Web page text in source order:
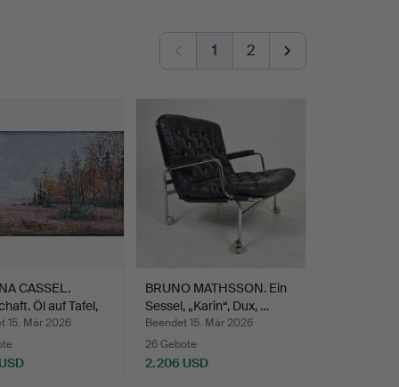
1 2
CASSEL.
Öl auf Tafel,
15. Mär 2026
BRUNO MATHSSON. Ein
Sessel, „Karin“, Dux, …
Beendet 15. Mär 2026
26 Gebote
2.206 USD